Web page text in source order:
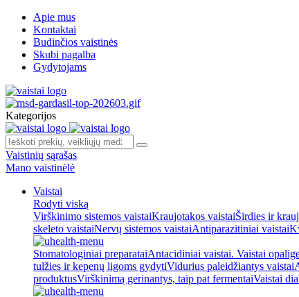
Apie mus
Kontaktai
Budinčios vaistinės
Skubi pagalba
Gydytojams
Kategorijos
Vaistinių sąrašas
Mano vaistinėlė
Vaistai
Rodyti viską
Virškinimo sistemos vaistaiKraujotakos vaistaiŠirdies ir
skeleto vaistaiNervų sistemos vaistaiAntiparazitiniai vaistai
Stomatologiniai preparataiAntacidiniai vaistai. Vaistai
tulžies ir kepenų ligoms gydytiVidurius paleidžiantys vaistai
produktusVirškinimą gerinantys, taip pat fermentaiVaistai